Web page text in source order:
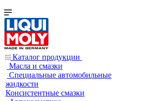
Каталог продукции
Масла и смазки
Специальные автомобильные
жидкости
Консистентные смазки